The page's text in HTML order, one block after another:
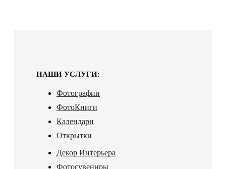
НАШИ УСЛУГИ:
Фотографии
ФотоКниги
Календари
Открытки
Декор Интерьера
Фотосувениры